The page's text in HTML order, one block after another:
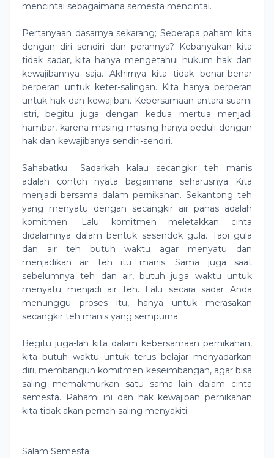
mencintai sebagaimana semesta mencintai.
Pertanyaan dasarnya sekarang; Seberapa paham kita
dengan diri sendiri dan perannya? Kebanyakan kita
tidak sadar, kita hanya mengetahui hukum hak dan
kewajibannya saja. Akhirnya kita tidak benar-benar
berperan untuk keter-salingan. Kita hanya berperan
untuk hak dan kewajiban. Kebersamaan antara suami
istri, begitu juga dengan kedua mertua menjadi
hambar, karena masing-masing hanya peduli dengan
hak dan kewajibanya sendiri-sendiri.
Sahabatku… Sadarkah kalau secangkir teh manis
adalah contoh nyata bagaimana seharusnya Kita
menjadi bersama dalam pernikahan. Sekantong teh
yang menyatu dengan secangkir air panas adalah
komitmen. Lalu komitmen meletakkan cinta
didalamnya dalam bentuk sesendok gula. Tapi gula
dan air teh butuh waktu agar menyatu dan
menjadikan air teh itu manis. Sama juga saat
sebelumnya teh dan air, butuh juga waktu untuk
menyatu menjadi air teh. Lalu secara sadar Anda
menunggu proses itu, hanya untuk merasakan
secangkir teh manis yang sempurna.
Begitu juga-lah kita dalam kebersamaan pernikahan,
kita butuh waktu untuk terus belajar menyadarkan
diri, membangun komitmen keseimbangan, agar bisa
saling memakmurkan satu sama lain dalam cinta
semesta. Pahami ini dan hak kewajiban pernikahan
kita tidak akan pernah saling menyakiti.
Salam Semesta